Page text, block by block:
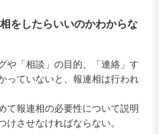
をしたらいいのかわからな
や「相談」の目的、「連絡」す
っていないと、報連相は行われ
て報連相の必要性について説明
けさせなければならない。